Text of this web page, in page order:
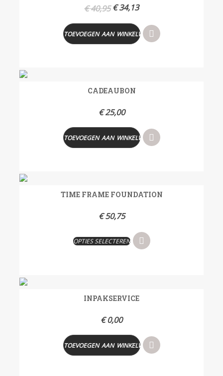
€40,95 €34,13
TOEVOEGEN AAN WINKELWAGEN
CADEAUBON
€25,00
TOEVOEGEN AAN WINKELWAGEN
TIME FRAME FOUNDATION
€50,75
OPTIES SELECTEREN
INPAKSERVICE
€0,00
TOEVOEGEN AAN WINKELWAGEN